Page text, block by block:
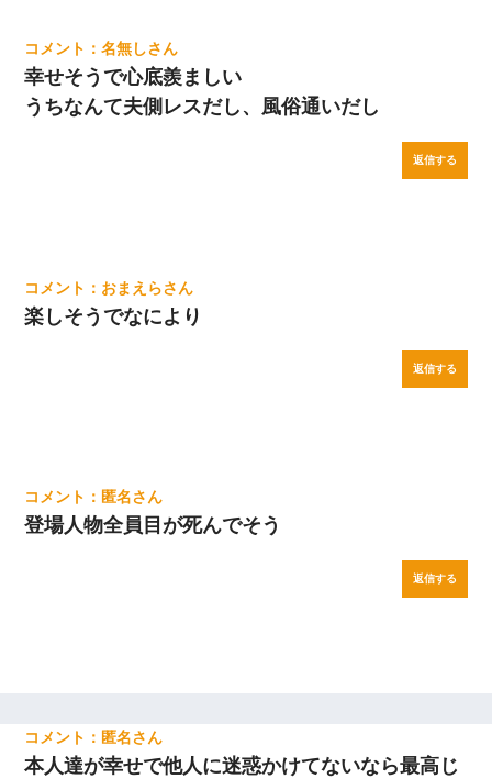
名無し
幸せそうで心底羨ましい
うちなんて夫側レスだし、風俗通いだし
返信する
おまえら
楽しそうでなにより
返信する
匿名
登場人物全員目が死んでそう
返信する
匿名
本人達が幸せで他人に迷惑かけてないなら最高じ